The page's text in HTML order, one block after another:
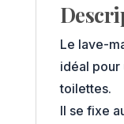
Le lave-
idéal pour
toilettes.
Il se fixe